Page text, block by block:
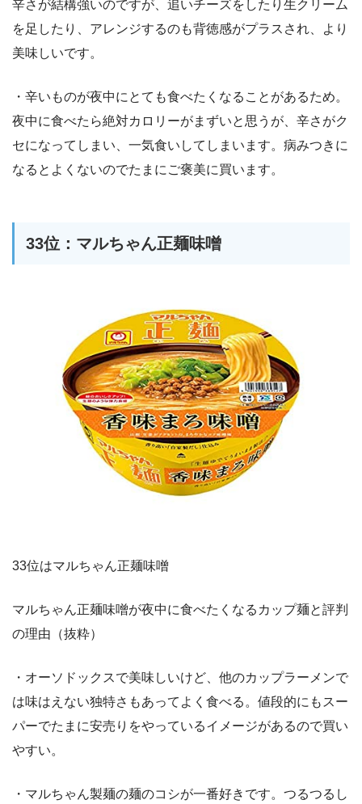
辛さが結構強いのですが、追いチーズをしたり生クリーム
を足したり、アレンジするのも背徳感がプラスされ、より
美味しいです。
・辛いものが夜中にとても食べたくなることがあるため。
夜中に食べたら絶対カロリーがまずいと思うが、辛さがク
セになってしまい、一気食いしてしまいます。病みつきに
なるとよくないのでたまにご褒美に買います。
33位：マルちゃん正麺味噌
33位はマルちゃん正麺味噌
マルちゃん正麺味噌が夜中に食べたくなるカップ麺と評判
の理由（抜粋）
・オーソドックスで美味しいけど、他のカップラーメンで
は味はえない独特さもあってよく食べる。値段的にもスー
パーでたまに安売りをやっているイメージがあるので買い
やすい。
・マルちゃん製麺の麺のコシが一番好きです。つるつるし